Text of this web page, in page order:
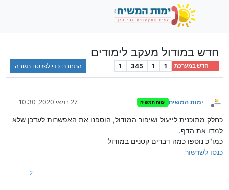
חדש במודול מעקב לימודים
חדש במערכת 1
1
345
1 התחברו כדי לפרסם תגובה
מנותק
ימות המשיח ימות המשיח 27 במאי 2020, 10:30
כחלק מתוכנית לייעול ושיפור המודול, הוספנו את האפשרות לעדכן שלא
למדו את הדף.
כמו"כ נוספו כמה דברים קטנים במודול
כנסו לשרשור
2